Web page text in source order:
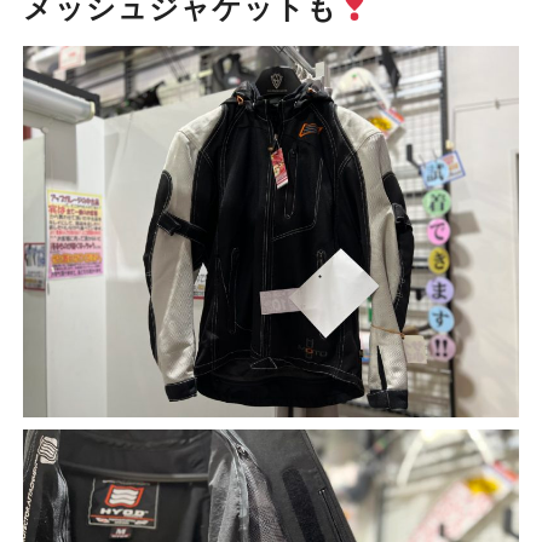
メッシュジャケットも